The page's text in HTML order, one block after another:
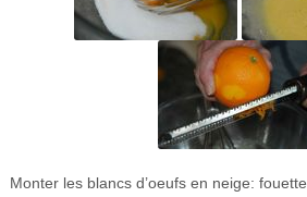
Monter les blancs d’oeufs en neige: